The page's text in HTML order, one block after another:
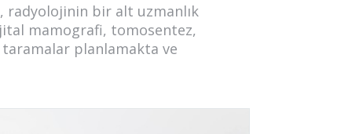
bir alt uzmanlık
mamografi, tomosentez,
planlamakta ve